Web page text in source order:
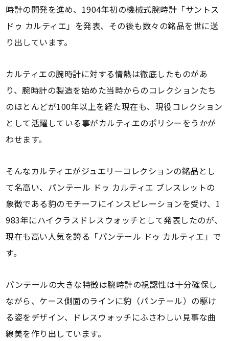
時計の開発を進め、1904年初の機械式腕時計「サントス
ドゥ カルティエ」を発表、その後も数々の銘品を世に送
り出しています。
カルティエの腕時計に対する情熱は徹底したものがあ
り、腕時計の製造を始めた当時からのコレクションたち
のほとんどが100年以上を経た現在も、現役コレクション
として活躍している事がカルティエのポリシーをうかが
わせます。
そんなカルティエがジュエリーコレクションの銘品とし
て名高い、パンテール ドゥ カルティエ ブレスレットの
象徴である豹のモチーフにインスピレーションを受け、1
983年にハイクラスドレスウォッチとして発表したのが、
現在も高い人気を誇る「パンテール ドゥ カルティエ」で
す。
パンテールの大きな特徴は腕時計の視認性は十分確保し
ながら、ケース側面のラインに豹（パンテール）の駆け
る姿をデザイン、ドレスウォッチにふさわしい見事な曲
線美を作り出しています。